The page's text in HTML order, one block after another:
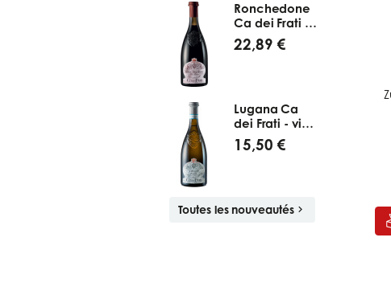
Ronchedone
Ca dei Frati -
vin rouge
italien
22,89 €
Lugana Ca
dei Frati - vin
blanc italien
(Lombardie)
15,50 €
Toutes les nouveautés